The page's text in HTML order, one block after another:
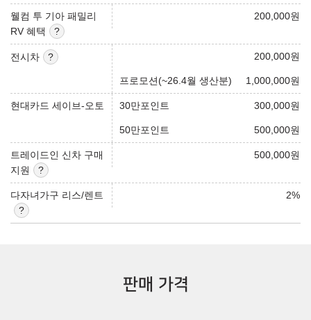
웰컴 투 기아 패밀리
RV 혜택
200,000원
전시차 200,000원
프로모션(~26.4월 생산분) 1,000,000원
현대카드 세이브-오토 30만포인트 300,000원
50만포인트 500,000원
트레이드인 신차 구매
지원
500,000원
다자녀가구 리스/렌트 2%
판매 가격